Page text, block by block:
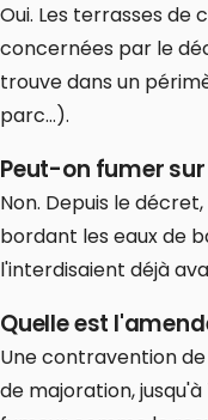
Oui. Les terrasses
concernées par le
trouve dans un
parc…).
Peut-on fumer
Non. Depuis le
bordant les eaux de
l'interdisaient déjà
Quelle est
Une contravention
de majoration,